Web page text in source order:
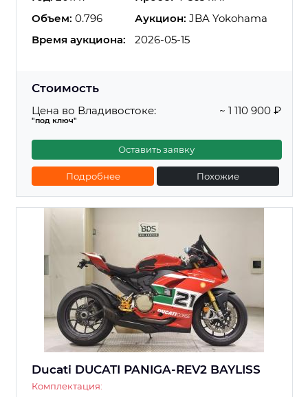
Объем: 0.796 Аукцион: JBA Yokohama
Время аукциона:
2026-05-15
Стоимость
Цена во Владивостоке:
"под ключ"
~ 1 110 900 ₽
Оставить заявку
Подробнее Похожие
Ducati DUCATI PANIGA-REV2 BAYLISS
Комплектация: